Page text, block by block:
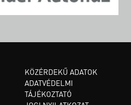
KÖZÉRDEKŰ ADATOK
ADATVÉDELMI
TÁJÉKOZTATÓ